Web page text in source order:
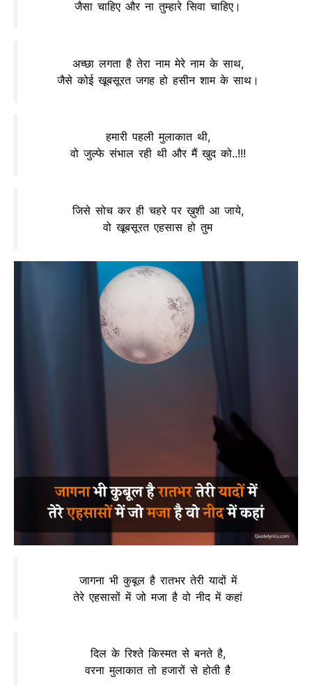
जैसा चाहिए और ना तुम्हारे सिवा चाहिए।
अच्छा लगता है तेरा नाम मेरे नाम के साथ,
जैसे कोई खूबसूरत जगह हो हसीन शाम के साथ।
हमारी पहली मुलाकात थी,
वो जुल्फे संभाल रही थी और मैं खुद को..!!!
जिसे सोच कर ही चहरे पर ख़ुशी आ जाये,
वो खूबसूरत एहसास हो तुम
जागना भी कुबूल है रातभर तेरी यादों में
तेरे एहसासों में जो मजा है वो नीद में कहां
दिल के रिश्ते किस्मत से बनते है,
वरना मुलाकात तो हजारों से होती है